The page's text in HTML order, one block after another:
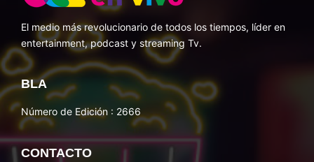
El medio más revolucionario de todos los tiempos, líder en
entertainment, podcast y streaming Tv.
BLA
Número de Edición : 2666
CONTACTO